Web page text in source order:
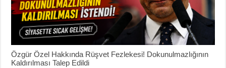
Özgür Özel Hakkında Rüşvet Fezlekesi! Dokunulmazlığının
Kaldırılması Talep Edildi